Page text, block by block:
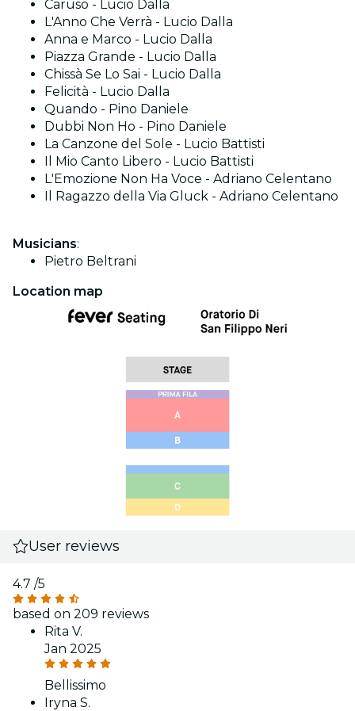
Caruso - Lucio Dalla
L'Anno Che Verrà - Lucio Dalla
Anna e Marco - Lucio Dalla
Piazza Grande - Lucio Dalla
Chissà Se Lo Sai - Lucio Dalla
Felicità - Lucio Dalla
Quando - Pino Daniele
Dubbi Non Ho - Pino Daniele
La Canzone del Sole - Lucio Battisti
Il Mio Canto Libero - Lucio Battisti
L'Emozione Non Ha Voce - Adriano Celentano
Il Ragazzo della Via Gluck - Adriano Celentano
Musicians:
Pietro Beltrani
Location map
User reviews
4.7 /5
based on 209 reviews
Rita V.
Jan 2025
Bellissimo
Iryna S.